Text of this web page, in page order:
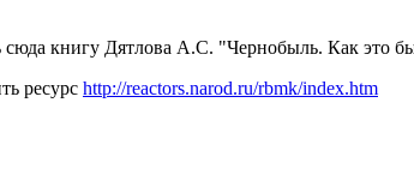
сюда книгу Дятлова А.С. "Чернобыль. Как это
ресурс http://reactors.narod.ru/rbmk/index.htm